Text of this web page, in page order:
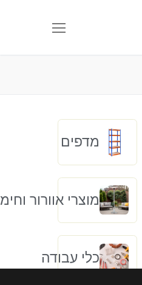
מדפים
מוצרי אוורור וחימום
כלי עבודה